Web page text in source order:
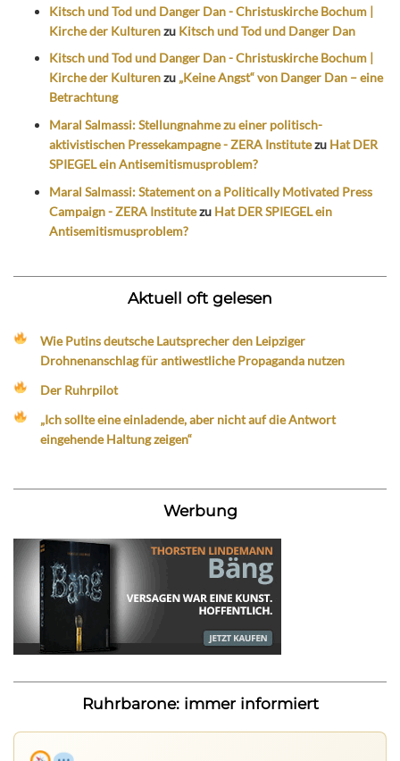
Kitsch und Tod und Danger Dan - Christuskirche Bochum |
Kirche der Kulturenzu Kitsch und Tod und Danger Dan
Kitsch und Tod und Danger Dan - Christuskirche Bochum |
Kirche der Kulturenzu „Keine Angst“ von Danger Dan – eine
Betrachtung
Maral Salmassi: Stellungnahme zu einer politisch-
aktivistischen Pressekampagne - ZERA Institutezu Hat DER
SPIEGEL ein Antisemitismusproblem?
Maral Salmassi: Statement on a Politically Motivated Press
Campaign - ZERA Institutezu Hat DER SPIEGEL ein
Antisemitismusproblem?
Aktuell oft gelesen
Wie Putins deutsche Lautsprecher den Leipziger
Drohnenanschlag für antiwestliche Propaganda nutzen
Der Ruhrpilot
„Ich sollte eine einladende, aber nicht auf die Antwort
eingehende Haltung zeigen“
Werbung
Ruhrbarone: immer informiert